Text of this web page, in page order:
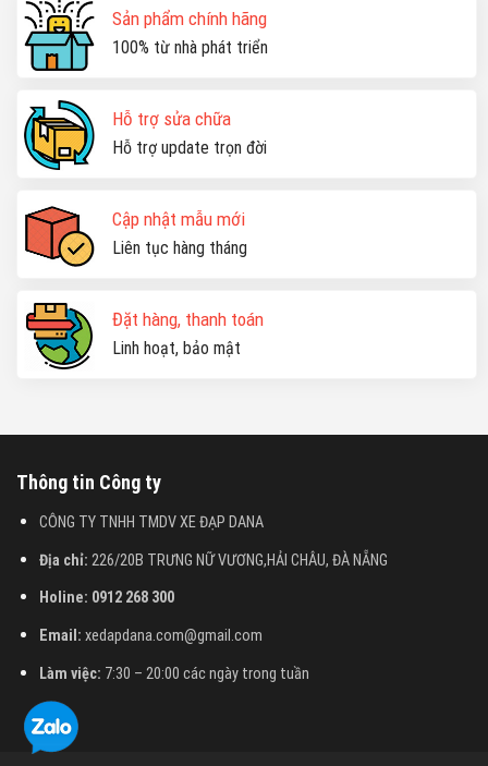
Sản phẩm chính hãng
100% từ nhà phát triển
Hỗ trợ sửa chữa
Hỗ trợ update trọn đời
Cập nhật mẫu mới
Liên tục hàng tháng
Đặt hàng, thanh toán
Linh hoạt, bảo mật
Thông tin Công ty
CÔNG TY TNHH TMDV XE ĐẠP DANA
Địa chỉ: 226/20B TRƯNG NỮ VƯƠNG,HẢI CHÂU, ĐÀ NẴNG
Holine: 0912 268 300
Email: xedapdana.com@gmail.com
Làm việc: 7:30 – 20:00 các ngày trong tuần
Liên hệ qua Zalo